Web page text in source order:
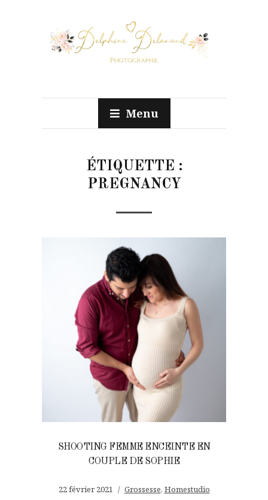
Menu
ÉTIQUETTE :
PREGNANCY
SHOOTING FEMME ENCEINTE EN
COUPLE DE SOPHIE
22 février 2021 Grossesse, Homestudio